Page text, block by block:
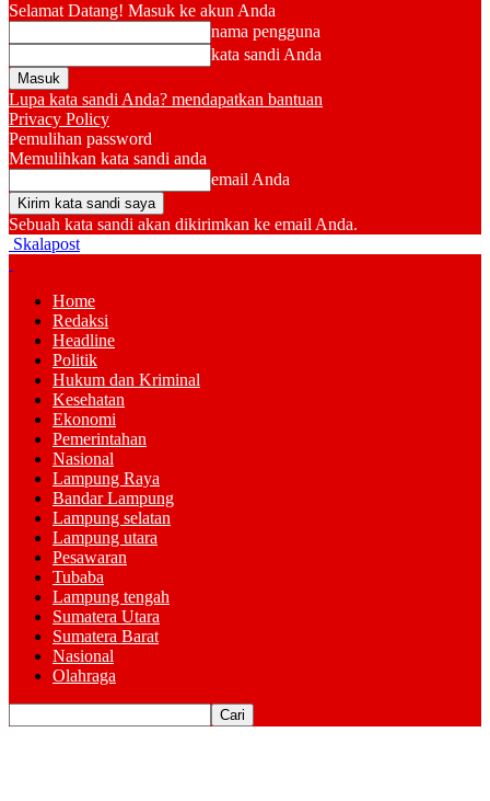
Selamat Datang! Masuk ke akun Anda
nama pengguna
kata sandi Anda
Lupa kata sandi Anda? mendapatkan bantuan
Privacy Policy
Pemulihan password
Memulihkan kata sandi anda
email Anda
Sebuah kata sandi akan dikirimkan ke email Anda.
Skalapost
Home
Redaksi
Headline
Politik
Hukum dan Kriminal
Kesehatan
Ekonomi
Pemerintahan
Nasional
Lampung Raya
Bandar Lampung
Lampung selatan
Lampung utara
Pesawaran
Tubaba
Lampung tengah
Sumatera Utara
Sumatera Barat
Nasional
Olahraga